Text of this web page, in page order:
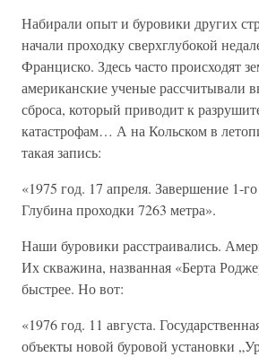
Набирали опыт и буровики других
начали проходку сверхглубокой
Франциско. Здесь часто происходят
американские ученые рассчитывали
сброса, который приводит к
катастрофам… А на Кольском в
такая запись:
«1975 год. 17 апреля. Завершение 1-
Глубина проходки 7263 метра».
Наши буровики расстраивались.
Их скважина, названная «Берта
быстрее. Но вот:
«1976 год. 11 августа.
объекты новой буровой установки